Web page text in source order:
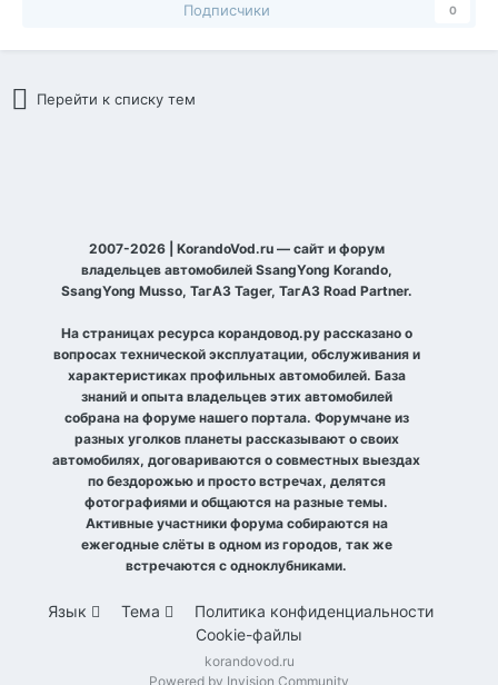
Подписчики 0
Перейти к списку тем
2007-2026 | KorandoVod.ru — сайт и форум
владельцев автомобилей SsangYong Korando,
SsangYong Musso, ТагАЗ Tager, ТагАЗ Road Partner.
На страницах ресурса корандовод.ру рассказано о
вопросах технической эксплуатации, обслуживания и
характеристиках профильных автомобилей. База
знаний и опыта владельцев этих автомобилей
собрана на форуме нашего портала. Форумчане из
разных уголков планеты рассказывают о своих
автомобилях, договариваются о совместных выездах
по бездорожью и просто встречах, делятся
фотографиями и общаются на разные темы.
Активные участники форума собираются на
ежегодные слёты в одном из городов, так же
встречаются с одноклубниками.
Язык Тема
Политика конфиденциальности
Cookie-файлы
korandovod.ru
Powered by Invision Community